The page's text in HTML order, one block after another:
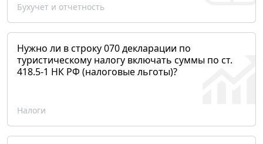
Бухучет и отчетность
Нужно ли в строку 070 декларации по
туристическому налогу включать суммы по ст.
418.5-1 НК РФ (налоговые льготы)?
Налоги